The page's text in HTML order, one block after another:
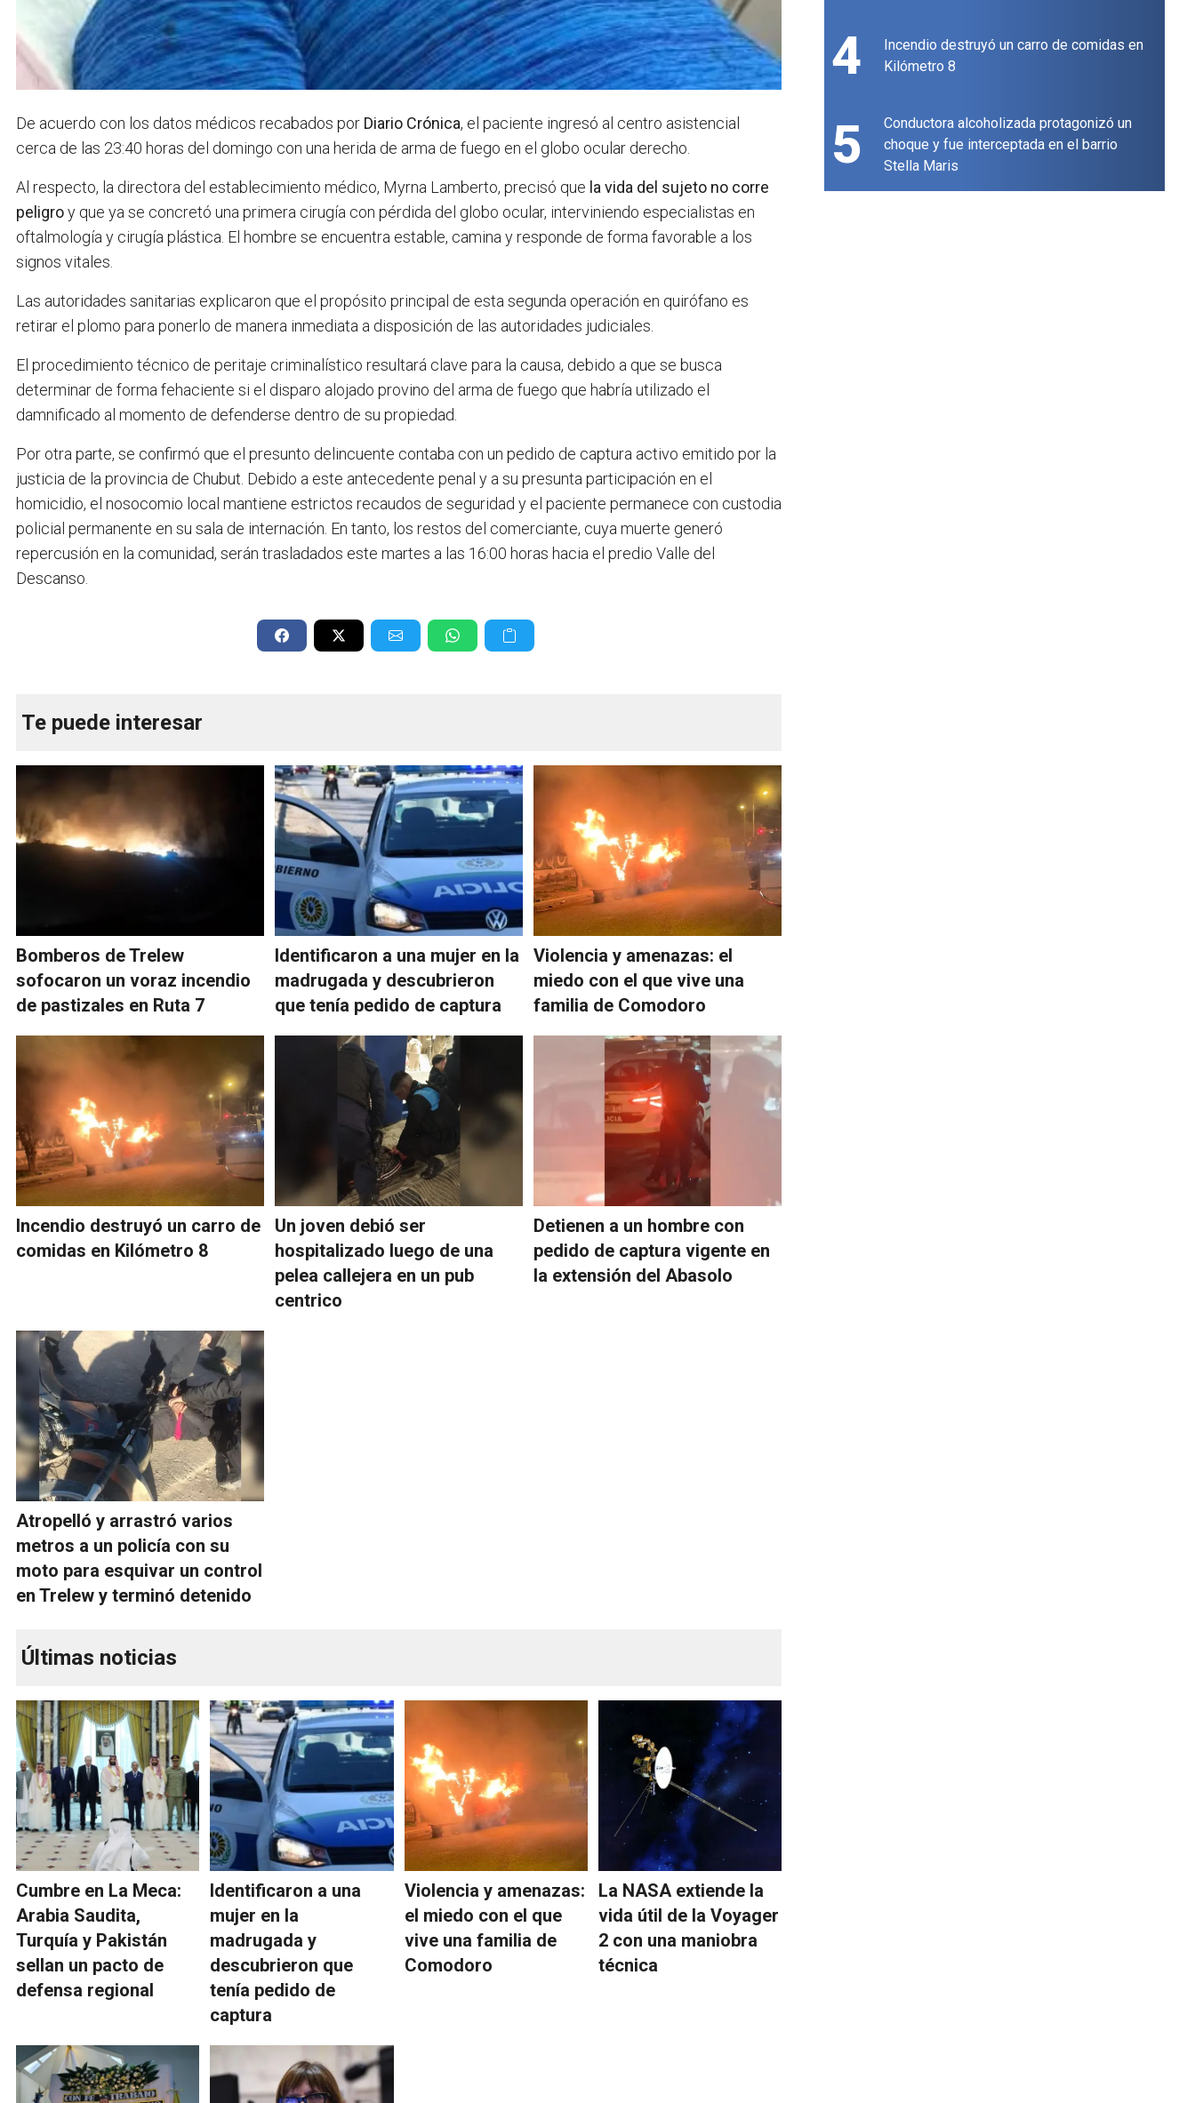
De acuerdo con los datos médicos recabados por Diario Crónica, el paciente ingresó al centro asistencial
cerca de las 23:40 horas del domingo con una herida de arma de fuego en el globo ocular derecho.
Al respecto, la directora del establecimiento médico, Myrna Lamberto, precisó que la vida del sujeto no corre
peligroy que ya se concretó una primera cirugía con pérdida del globo ocular, interviniendo especialistas en
oftalmología y cirugía plástica. El hombre se encuentra estable, camina y responde de forma favorable a los
signos vitales.
Las autoridades sanitarias explicaron que el propósito principal de esta segunda operación en quirófano es
retirar el plomo para ponerlo de manera inmediata a disposición de las autoridades judiciales.
El procedimiento técnico de peritaje criminalístico resultará clave para la causa, debido a que se busca
determinar de forma fehaciente si el disparo alojado provino del arma de fuego que habría utilizado el
damnificado al momento de defenderse dentro de su propiedad.
Por otra parte, se confirmó que el presunto delincuente contaba con un pedido de captura activo emitido por la
justicia de la provincia de Chubut. Debido a este antecedente penal y a su presunta participación en el
homicidio, el nosocomio local mantiene estrictos recaudos de seguridad y el paciente permanece con custodia
policial permanente en su sala de internación. En tanto, los restos del comerciante, cuya muerte generó
repercusión en la comunidad, serán trasladados este martes a las 16:00 horas hacia el predio Valle del
Descanso.
Te puede interesar
Bomberos de Trelew
sofocaron un voraz incendio
de pastizales en Ruta 7
Identificaron a una mujer en la
madrugada y descubrieron
que tenía pedido de captura
Violencia y amenazas: el
miedo con el que vive una
familia de Comodoro
Incendio destruyó un carro de
comidas en Kilómetro 8
Un joven debió ser
hospitalizado luego de una
pelea callejera en un pub
centrico
Detienen a un hombre con
pedido de captura vigente en
la extensión del Abasolo
Atropelló y arrastró varios
metros a un policía con su
moto para esquivar un control
en Trelew y terminó detenido
Últimas noticias
Cumbre en La Meca:
Arabia Saudita,
Turquía y Pakistán
sellan un pacto de
defensa regional
Identificaron a una
mujer en la
madrugada y
descubrieron que
tenía pedido de
captura
Violencia y amenazas:
el miedo con el que
vive una familia de
Comodoro
La NASA extiende la
vida útil de la Voyager
2 con una maniobra
técnica
4
Incendio destruyó un carro de comidas en
Kilómetro 8
5
Conductora alcoholizada protagonizó un
choque y fue interceptada en el barrio
Stella Maris